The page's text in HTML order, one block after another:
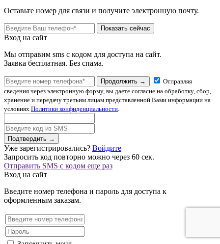
Оставьте номер для связи и получите электронную почту.
Показать сейчас
Вход на сайт
Мы отправим sms с кодом для доступа на сайт.
Заявка бесплатная. Без спама.
Продолжить →
Отправляя
сведения через электронную форму, вы даете согласие на обработку, сбор,
хранение и передачу третьим лицам представленной Вами информации на
условиях Политики конфиденциальности.
Подтвердить →
Уже зарегистрировались? Войдите
Запросить код повторно можно через 60 сек.
Отправить SMS с кодом еще раз
Вход на сайт
Введите номер телефона и пароль для доступа к
оформленным заказам.